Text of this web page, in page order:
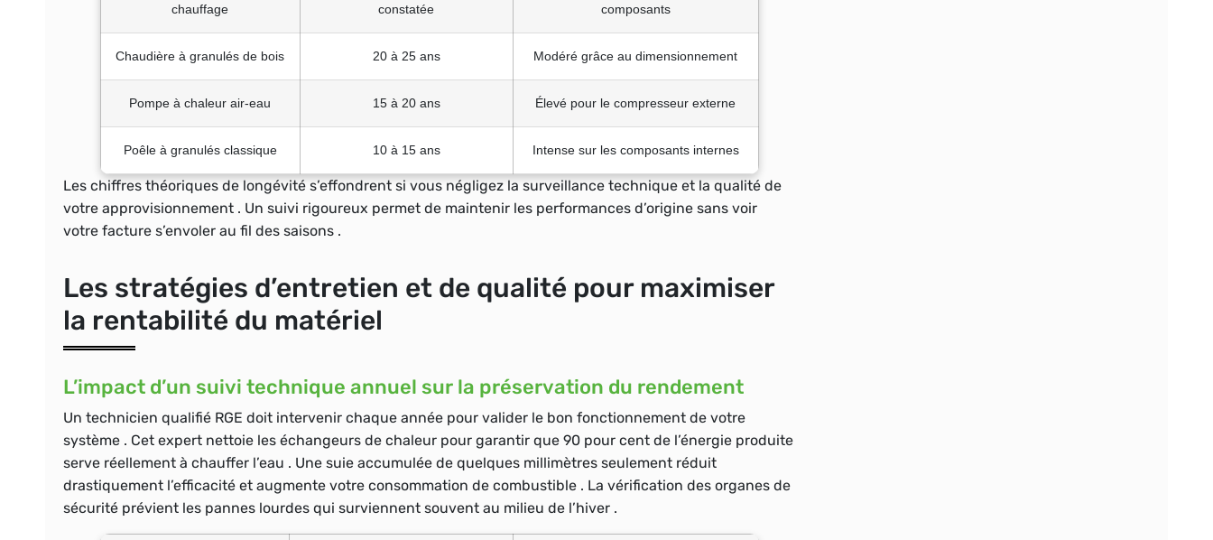
chauffage
constatée
composants
Chaudière à granulés de bois 20 à 25 ans Modéré grâce au dimensionnement
Pompe à chaleur air-eau 15 à 20 ans Élevé pour le compresseur externe
Poêle à granulés classique 10 à 15 ans Intense sur les composants internes
Les chiffres théoriques de longévité s’effondrent si vous négligez la surveillance technique et la qualité de
votre approvisionnement . Un suivi rigoureux permet de maintenir les performances d’origine sans voir
votre facture s’envoler au fil des saisons .
Les stratégies d’entretien et de qualité pour maximiser
la rentabilité du matériel
L’impact d’un suivi technique annuel sur la préservation du rendement
Un technicien qualifié RGE doit intervenir chaque année pour valider le bon fonctionnement de votre
système . Cet expert nettoie les échangeurs de chaleur pour garantir que 90 pour cent de l’énergie produite
serve réellement à chauffer l’eau . Une suie accumulée de quelques millimètres seulement réduit
drastiquement l’efficacité et augmente votre consommation de combustible . La vérification des organes de
sécurité prévient les pannes lourdes qui surviennent souvent au milieu de l’hiver .